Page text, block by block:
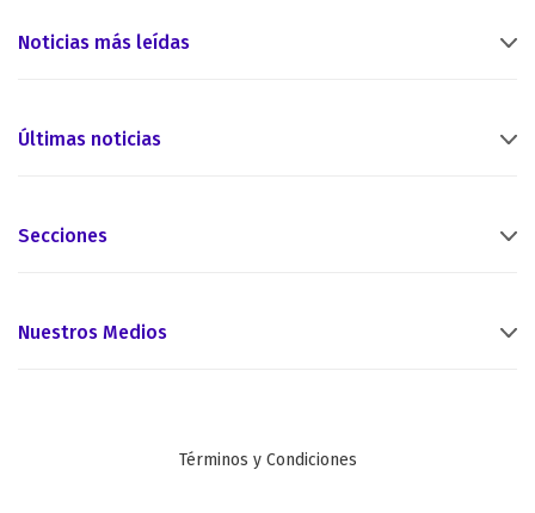
Noticias más leídas
Últimas noticias
Secciones
Nuestros Medios
Términos y Condiciones